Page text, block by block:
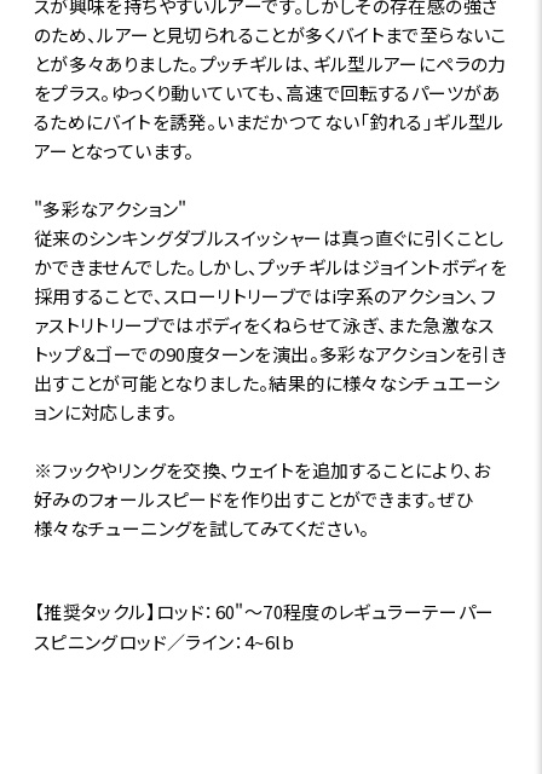
スが興味を持ちやすいルアーです。しかしその存在感の強さ
のため、ルアーと見切られることが多くバイトまで至らないこ
とが多々ありました。プッチギルは、ギル型ルアーにペラの力
をプラス。ゆっくり動いていても、高速で回転するパーツがあ
るためにバイトを誘発。いまだかつてない「釣れる」ギル型ル
アーとなっています。
"多彩なアクション"
従来のシンキングダブルスイッシャーは真っ直ぐに引くことし
かできませんでした。しかし、プッチギルはジョイントボディを
採用することで、スローリトリーブではi字系のアクション、フ
ァストリトリーブではボディをくねらせて泳ぎ、また急激なス
トップ＆ゴーでの90度ターンを演出。多彩なアクションを引き
出すことが可能となりました。結果的に様々なシチュエーシ
ョンに対応します。
※フックやリングを交換、ウェイトを追加することにより、お
好みのフォールスピードを作り出すことができます。ぜひ
様々なチューニングを試してみてください。
【推奨タックル】ロッド：60"～70程度のレギュラーテーパー
スピニングロッド／ライン：4~6lb